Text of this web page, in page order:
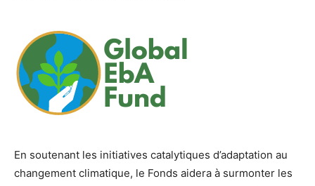
En soutenant les initiatives catalytiques d’adaptation au
changement climatique, le Fonds aidera à surmonter les